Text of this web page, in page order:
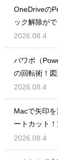
OneDriveの
ック解除が
2026.08.4
パワポ（
の回転術！
2026.08.4
Macで矢印
ートカット
を上げる
2026.08.4